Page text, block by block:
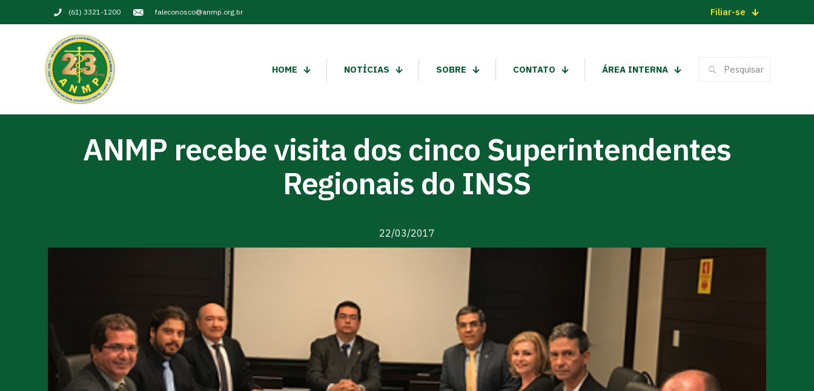
(61) 3321-1200 faleconosco@anmp.org.br Filiar-se
HOME NOTÍCIAS SOBRE CONTATO ÁREA INTERNA
ANMP recebe visita dos cinco Superintendentes
Regionais do INSS
22/03/2017